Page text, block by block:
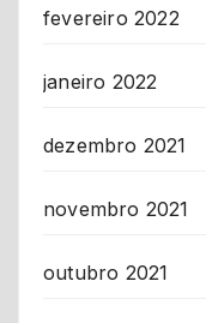
fevereiro 2022
janeiro 2022
dezembro 2021
novembro 2021
outubro 2021